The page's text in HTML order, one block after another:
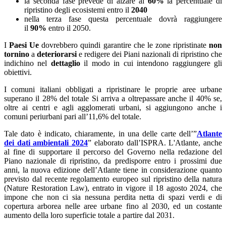
ripristino degli ecosistemi entro il 2040
nella terza fase questa percentuale dovrà raggiungere
il 90% entro il 2050.
IPaesi Ue dovrebbero quindi garantire che le zone ripristinatenon
tornino a deteriorarsi e redigere dei Piani nazionali di ripristino che
indichino nel dettaglioil modo in cui intendono raggiungere gli
obiettivi.
I comuni italiani obbligati a ripristinare le proprie aree urbane
superano il 28% del totale Si arriva a oltrepassare anche il 40% se,
oltre ai centri e agli agglomerati urbani, si aggiungono anche i
comuni periurbani pari all’11,6% del totale.
Tale dato è indicato, chiaramente, in una delle carte dell’”Atlante
dei dati ambientali 2024” elaborato dall’ISPRA. L'Atlante, anche
al fine di supportare il percorso del Governo nella redazione del
Piano nazionale di ripristino, da predisporre entro i prossimi due
anni, la nuova edizione dell’Atlante tiene in considerazione quanto
previsto dal recente regolamento europeo sul ripristino della natura
(Nature Restoration Law), entrato in vigore il 18 agosto 2024, che
impone che non ci sia nessuna perdita netta di spazi verdi e di
copertura arborea nelle aree urbane fino al 2030, ed un costante
aumento della loro superficie totale a partire dal 2031.